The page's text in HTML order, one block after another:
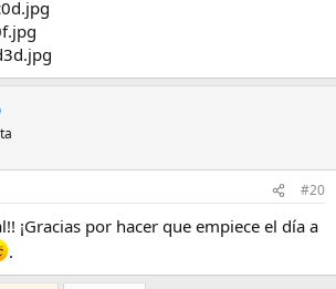
#20
¡Gracias por hacer que empiece el día a
.